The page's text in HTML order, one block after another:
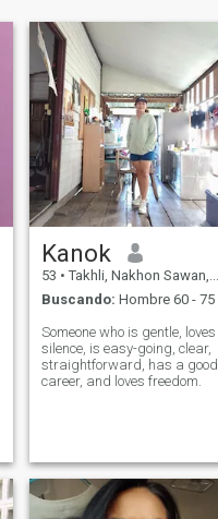
Kanok
53 • Takhli, Nakhon Sawan, Tailandia
Buscando: Hombre 60 - 75
Someone who is gentle, loves
silence, is easy-going, clear,
straightforward, has a good
career, and loves freedom.